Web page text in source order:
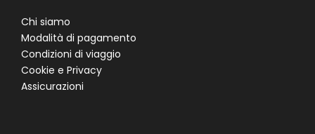
Chi siamo
Modalità di pagamento
Condizioni di viaggio
Cookie e Privacy
Assicurazioni